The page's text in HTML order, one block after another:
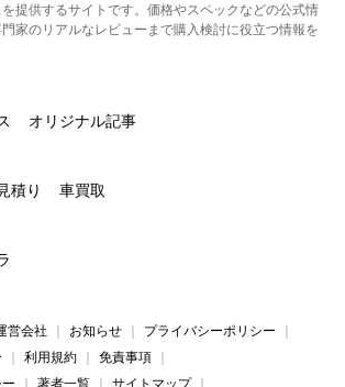
提供するサイトです。価格やスペックなどの公式情
家のリアルなレビューまで購入検討に役立つ情報を
オリジナル記事
積り 車買取
営会社 お知らせ
プライバシーポリシー
利用規約
免責事項